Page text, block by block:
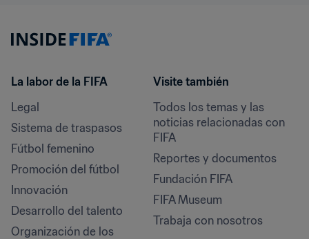
La labor de la FIFA
Legal
Sistema de traspasos
Fútbol femenino
Promoción del fútbol
Innovación
Desarrollo del talento
Organización de los
Visite también
Todos los temas y las
noticias relacionadas con
FIFA
Reportes y documentos
Fundación FIFA
FIFA Museum
Trabaja con nosotros